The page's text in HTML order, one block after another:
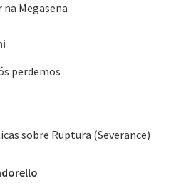
na Megasena
perdemos
sobre Ruptura (Severance)